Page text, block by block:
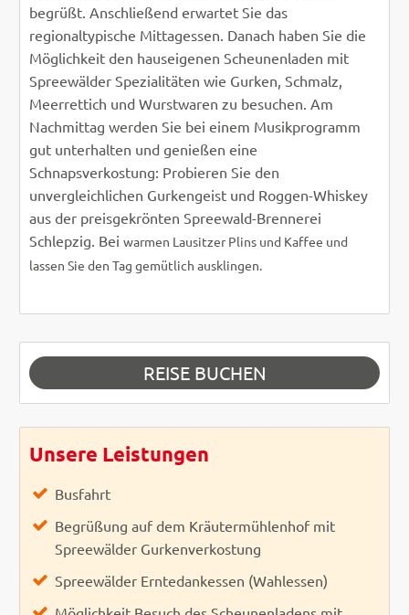
begrüßt. Anschließend erwartet Sie das
regionaltypische Mittagessen. Danach haben Sie die
Möglichkeit den hauseigenen Scheunenladen mit
Spreewälder Spezialitäten wie Gurken, Schmalz,
Meerrettich und Wurstwaren zu besuchen. Am
Nachmittag werden Sie bei einem Musikprogramm
gut unterhalten und genießen eine
Schnapsverkostung: Probieren Sie den
unvergleichlichen Gurkengeist und Roggen-Whiskey
aus der preisgekrönten Spreewald-Brennerei
Schlepzig. Beiwarmen Lausitzer Plins und Kaffee und
lassen Sie den Tag gemütlich ausklingen.
REISE BUCHEN
Unsere Leistungen
Busfahrt
Begrüßung auf dem Kräutermühlenhof mit
Spreewälder Gurkenverkostung
Spreewälder Erntedankessen (Wahlessen)